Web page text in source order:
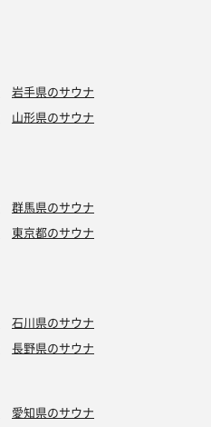
岩手県のサウナ
山形県のサウナ
群馬県のサウナ
東京都のサウナ
石川県のサウナ
長野県のサウナ
愛知県のサウナ